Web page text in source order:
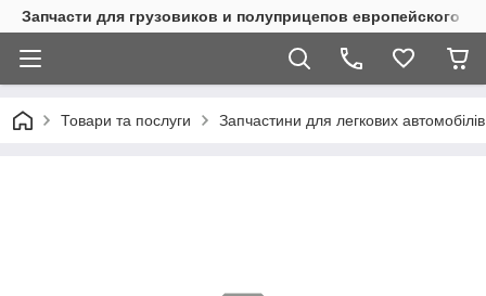
Запчасти для грузовиков и полуприцепов европейского
Товари та послуги Запчастини для легкових автомобілів